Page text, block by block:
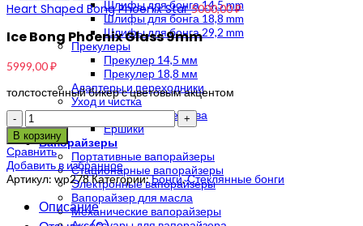
Шлифы для бонга 14,5 mm
Шлифы для бонга 18,8 mm
Шлифы для бонга 29,2 mm
Прекулеры
Прекулер 14,5 мм
Прекулер 18,8 мм
Адаптеры и переходники
Уход и чистка
Чистящие средства
Ершики
Вапорайзеры
Портативные вапорайзеры
Стационарные вапорайзеры
Электронные вапорайзеры
Вапорайзер для масла
Механические вапорайзеры
Heart Shaped Bong Phoenix Star5000,00₽
Ice Bong Phoenix Glass 9mm
5999,00₽
толстостенный бикер с цветовым акцентом
Количество
В корзину
Сравнить
Добавить в избранное
Артикул: wp278Категории:Бонги,Стеклянные бонги
Описание